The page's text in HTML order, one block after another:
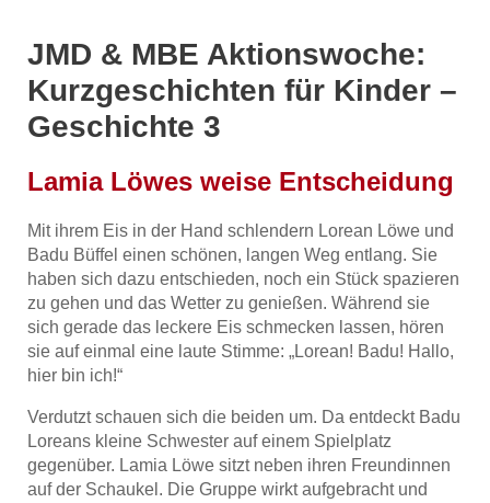
JMD & MBE Aktionswoche:
Kurzgeschichten für Kinder –
Geschichte 3
Lamia Löwes weise Entscheidung
Mit ihrem Eis in der Hand schlendern Lorean Löwe und
Badu Büffel einen schönen, langen Weg entlang. Sie
haben sich dazu entschieden, noch ein Stück spazieren
zu gehen und das Wetter zu genießen. Während sie
sich gerade das leckere Eis schmecken lassen, hören
sie auf einmal eine laute Stimme: „Lorean! Badu! Hallo,
hier bin ich!“
Verdutzt schauen sich die beiden um. Da entdeckt Badu
Loreans kleine Schwester auf einem Spielplatz
gegenüber. Lamia Löwe sitzt neben ihren Freundinnen
auf der Schaukel. Die Gruppe wirkt aufgebracht und